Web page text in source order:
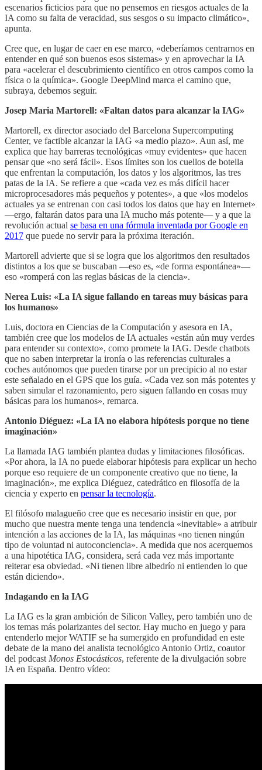
escenarios ficticios para que no pensemos en riesgos actuales de la
IA como su falta de veracidad, sus sesgos o su impacto climático»,
apunta.
Cree que, en lugar de caer en ese marco, «deberíamos centrarnos en
entender en qué son buenos esos sistemas» y en aprovechar la IA
para «acelerar el descubrimiento científico en otros campos como la
física o la química». Google DeepMind marca el camino que,
subraya, debemos seguir.
Josep Maria Martorell: «Faltan datos para alcanzar la IAG»
Martorell, ex director asociado del Barcelona Supercomputing
Center, ve factible alcanzar la IAG «a medio plazo». Aun así, me
explica que hay barreras tecnológicas «muy evidentes» que hacen
pensar que «no será fácil». Esos límites son los cuellos de botella
que enfrentan la computación, los datos y los algoritmos, las tres
patas de la IA. Se refiere a que «cada vez es más difícil hacer
microprocesadores más pequeños y potentes», a que «los modelos
actuales ya se entrenan con casi todos los datos que hay en Internet»
—ergo, faltarán datos para una IA mucho más potente— y a que la
revolución actual se basa en una fórmula inventada por Google en
2017 que puede no servir para la próxima iteración.
Martorell advierte que si se logra que los algoritmos den resultados
distintos a los que se buscaban —eso es, «de forma espontánea»—
eso «romperá con las reglas básicas de la ciencia».
Nerea Luis: «La IA sigue fallando en tareas muy básicas para
los humanos»
Luis, doctora en Ciencias de la Computación y asesora en IA,
también cree que los modelos de IA actuales «están aún muy verdes
para entender su contexto», como promete la IAG. Desde chatbots
que no saben interpretar la ironía o las referencias culturales a
coches autónomos que pueden tirarse por un precipicio al no estar
este señalado en el GPS que los guía. «Cada vez son más potentes y
saben simular el razonamiento, pero siguen fallando en cosas muy
básicas para los humanos», remarca.
Antonio Diéguez: «La IA no elabora hipótesis porque no tiene
imaginación»
La llamada IAG también plantea dudas y limitaciones filosóficas.
«Por ahora, la IA no puede elaborar hipótesis para explicar un hecho
porque eso requiere de un componente creativo que no tiene, la
imaginación», me explica Diéguez, catedrático en filosofía de la
ciencia y experto en pensar la tecnología.
El filósofo malagueño cree que es necesario insistir en que, por
mucho que nuestra mente tenga una tendencia «inevitable» a atribuir
intención a las acciones de la IA, las máquinas «no tienen ningún
tipo de voluntad ni autoconciencia». A medida que nos acerquemos
a una hipotética IAG, considera, será cada vez más importante
reiterar esa obviedad. «Ni tienen libre albedrío ni entienden lo que
están diciendo».
Indagando en la IAG
La IAG es la gran ambición de Silicon Valley, pero también uno de
los temas más polarizantes del sector. Hay mucho en juego y para
entenderlo mejor WATIF se ha sumergido en profundidad en este
debate de la mano del analista tecnológico Antonio Ortiz, coautor
del podcast Monos Estocásticos, referente de la divulgación sobre
IA en España. Dentro vídeo: